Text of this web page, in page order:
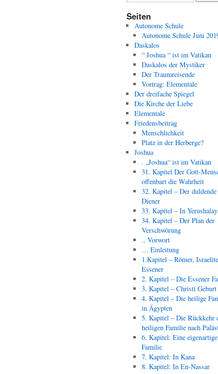
Seiten
Autonome Schule
Autonome Schule Juni
Daskalos
“ Joshua “ ist im Vatikan
Daskalos der Mystiker
Der Traumreisende
Vortrag: Elementale
Der dreifache Spiegel
Die Kirche der Liebe
Elementale
Friedensbeitrag
Menschlichkeit
Platz in der Herberge?
Joshua
. „Joshua“ ist im Vatikan
31. Kapitel Der Gott-
offenbart die Wahrheit
32. Kapitel – Der duldende
Diener
33. Kapitel – In
34. Kapitel – Der Plan der
Verschwörung
.. Vorwort
… Einleitung
1.Kapitel – Römer,
Essener
2. Kapitel – Die Essener
3. Kapitel – Christi Geburt
4. Kapitel – Die heilige
in Ägypten
5. Kapitel – Die Rückkehr
heiligen Familie nach
6. Kapitel: Eine eigenartige
Familie
7. Kapitel: In Kana
8. Kapitel: In En-Nassar